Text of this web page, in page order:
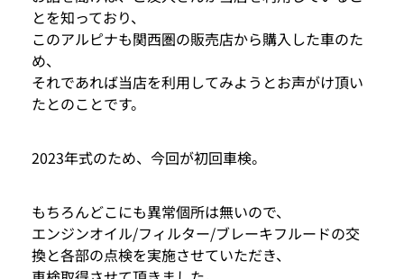
とを知っており、
このアルピナも関西圏の販売店から購入した車のた
め、
それであれば当店を利用してみようとお声がけ頂い
たとのことです。
2023年式のため、今回が初回車検。
もちろんどこにも異常個所は無いので、
エンジンオイル/フィルター/ブレーキフルードの交
換と各部の点検を実施させていただき、